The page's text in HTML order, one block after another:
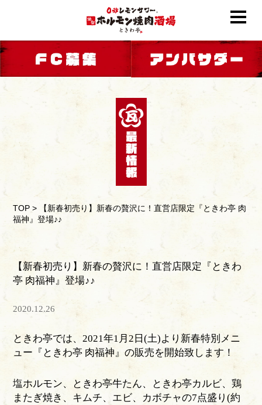
TOP >
【新春初売り】新春の贅沢に！直営店限定『ときわ亭 肉
福神』登場♪♪
【新春初売り】新春の贅沢に！直営店限定『ときわ
亭 肉福神』登場♪♪
2020.12.26
ときわ亭では、2021年1月2日(土)より新春特別メニ
ュー『ときわ亭 肉福神』の販売を開始致します！
塩ホルモン、ときわ亭牛たん、ときわ亭カルビ、鶏
またぎ焼き、キムチ、エビ、カボチャの7点盛り(約